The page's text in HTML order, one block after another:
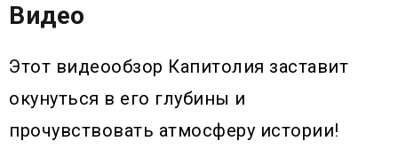
Видео
Этот видеообзор Капитолия заставит
окунуться в его глубины и
прочувствовать атмосферу истории!